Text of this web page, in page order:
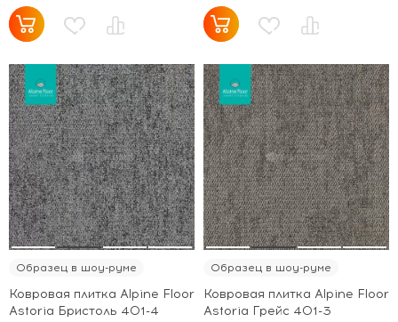
Образец в шоу-руме
Ковровая плитка Alpine Floor
Astoria Бристоль 401-4
Образец в шоу-руме
Ковровая плитка Alpine Floor
Astoria Грейс 401-3